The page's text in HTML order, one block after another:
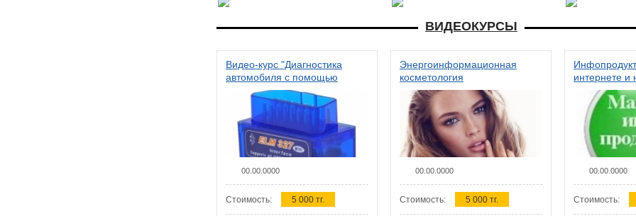
ВИДЕОКУРСЫ
Видео-курс "Диагностика
автомобиля с помощью
сканера ELM 327"
00.00.0000
Стоимость: 5 000 тг.
Энергоинформационная
косметология
00.00.0000
Стоимость: 5 000 тг.
интернете и
00.00.0000
Стоимость: